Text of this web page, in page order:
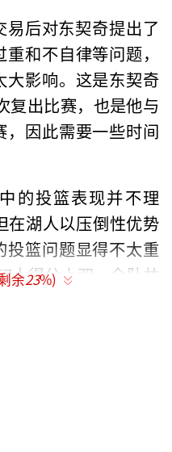
后对东契奇提出了
和不自律等问题，
大影响。这是东契奇
复出比赛，也是他与
，因此需要一些时间
的投篮表现并不理
在湖人以压倒性优势
投篮问题显得不太重
人得分上双，全队共
余23%)